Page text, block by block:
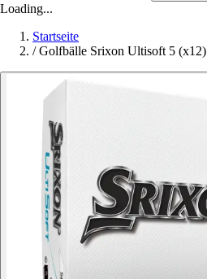
Loading...
Startseite
/ Golfbälle Srixon Ultisoft 5 (x12)